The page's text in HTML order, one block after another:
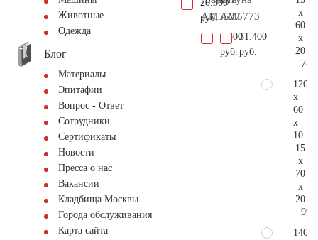
Животные
Одежда
Блог
Материалы
Эпитафии
Вопрос - Ответ
Сотрудники
Сертификаты
Новости
Пресса о нас
Вакансии
Кладбища Москвы
Города обслуживания
Карта сайта
20.300
руб.
AM5537
6.300
руб.
AM5773
31.400
руб.
x
60
x
20
120
x
60
x
10
15
x
70
x
20
140